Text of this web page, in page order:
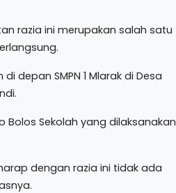
razia ini merupakan salah satu
depan SMPN 1 Mlarak di Desa
Bolos Sekolah yang dilaksanakan
dengan razia ini tidak ada